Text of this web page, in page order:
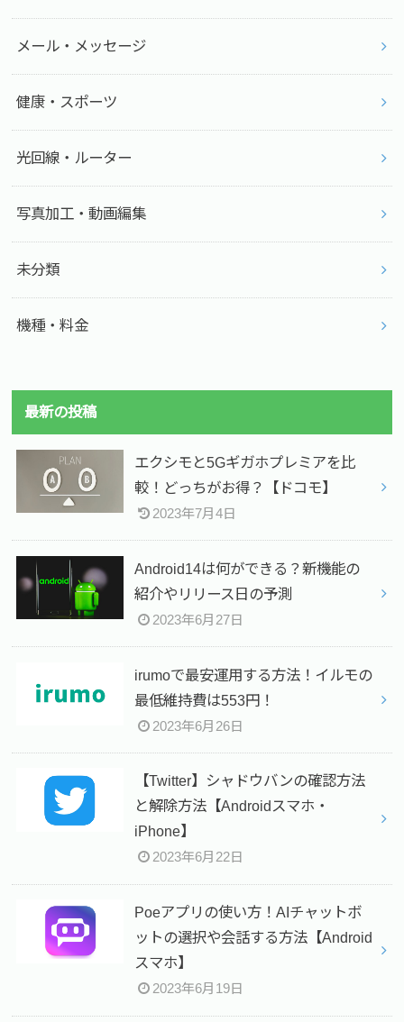
メール・メッセージ
健康・スポーツ
光回線・ルーター
写真加工・動画編集
未分類
機種・料金
最新の投稿
エクシモと5Gギガホプレミアを比
較！どっちがお得？【ドコモ】
2023年7月4日
Android14は何ができる？新機能の
紹介やリリース日の予測
2023年6月27日
irumoで最安運用する方法！イルモの
最低維持費は553円！
2023年6月26日
【Twitter】シャドウバンの確認方法
と解除方法【Androidスマホ・
iPhone】
2023年6月22日
Poeアプリの使い方！AIチャットボ
ットの選択や会話する方法【Android
スマホ】
2023年6月19日